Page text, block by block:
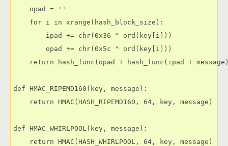
    opad = ''
    for i in xrange(hash_block_size):
        ipad += chr(0x36 ^ ord(key[i]))
        opad += chr(0x5c ^ ord(key[i]))
return hash_func(opad + hash_func(ipad +
def HMAC_RIPEMD160(key, message):
    return HMAC(HASH_RIPEMD160, 64, key, message)
def HMAC_WHIRLPOOL(key, message):
    return HMAC(HASH_WHIRLPOOL, 64, key, message)